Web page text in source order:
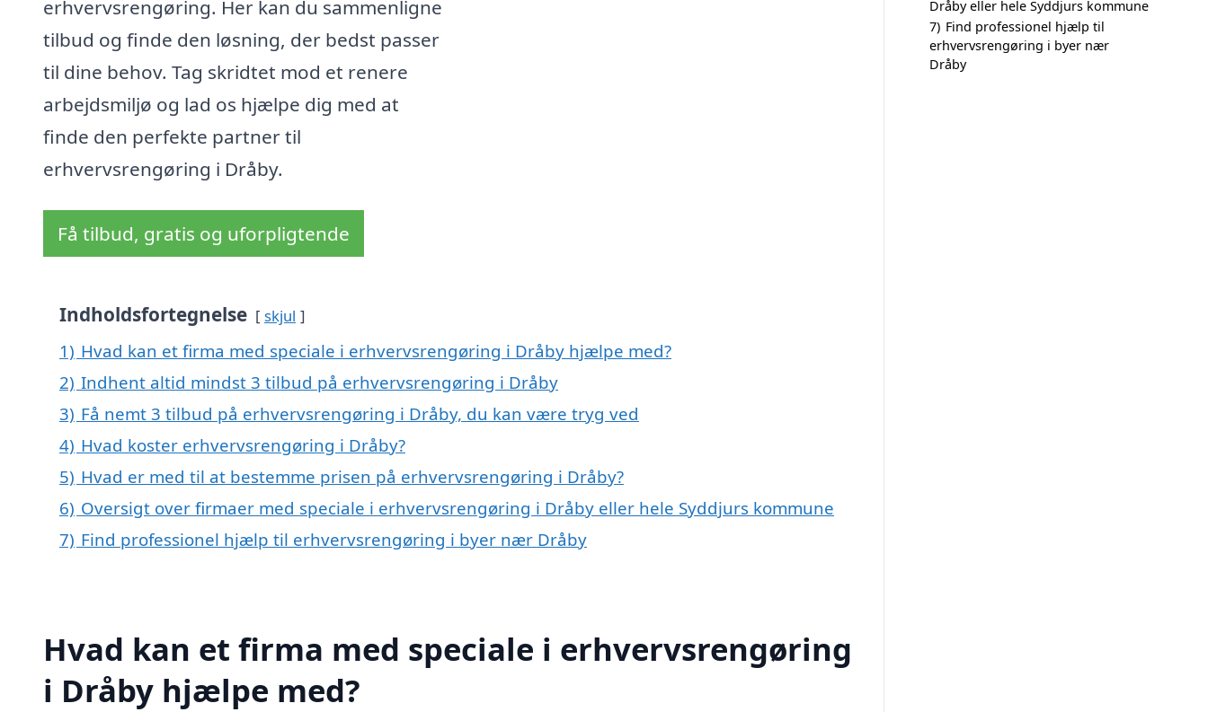
erhvervsrengøring. Her kan du sammenligne
tilbud og finde den løsning, der bedst passer
til dine behov. Tag skridtet mod et renere
arbejdsmiljø og lad os hjælpe dig med at
finde den perfekte partner til
erhvervsrengøring i Dråby.
Få tilbud, gratis og uforpligtende
Indholdsfortegnelse skjul
1) Hvad kan et firma med speciale i erhvervsrengøring i Dråby hjælpe med?
2) Indhent altid mindst 3 tilbud på erhvervsrengøring i Dråby
3) Få nemt 3 tilbud på erhvervsrengøring i Dråby, du kan være tryg ved
4) Hvad koster erhvervsrengøring i Dråby?
5) Hvad er med til at bestemme prisen på erhvervsrengøring i Dråby?
6) Oversigt over firmaer med speciale i erhvervsrengøring i Dråby eller hele Syddjurs kommune
7) Find professionel hjælp til erhvervsrengøring i byer nær Dråby
Hvad kan et firma med speciale i erhvervsrengøring
i Dråby hjælpe med?
Dråby eller hele Syddjurs kommune
7) Find professionel hjælp til
erhvervsrengøring i byer nær
Dråby